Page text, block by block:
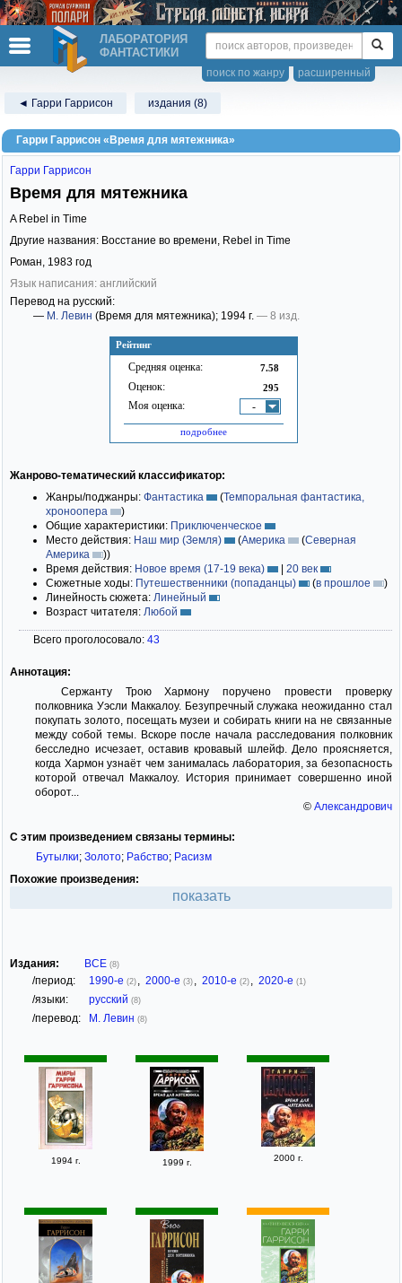
ЛАБОРАТОРИЯ
ФАНТАСТИКИ
расширенный
поиск по жанру
◄ Гарри Гаррисон издания (8)
Гарри Гаррисон «Время для мятежника»
Рейтинг
Средняя оценка: 7.58
Оценок: 295
Моя оценка: -
подробнее
Гарри Гаррисон
Время для мятежника
A Rebel in Time
Другие названия: Восстание во времени, Rebel in Time
Роман, 1983 год
Язык написания: английский
Перевод на русский:
— М. Левин (Время для мятежника); 1994 г. — 8 изд.
Жанрово-тематический классификатор:
Жанры/поджанры: Фантастика (Темпоральная фантастика,
хроноопера
)
Общие характеристики: Приключенческое
Место действия: Наш мир (Земля) (Америка (Северная
Америка
))
Время действия: Новое время (17-19 века) | 20 век
Сюжетные ходы: Путешественники (попаданцы) (в прошлое
)
Линейность сюжета: Линейный
Возраст читателя: Любой
Всего проголосовало: 43
Аннотация:
Сержанту Трою Хармону поручено провести проверку
полковника Уэсли Маккалоу. Безупречный служака неожиданно стал
покупать золото, посещать музеи и собирать книги на не связанные
между собой темы. Вскоре после начала расследования полковник
бесследно исчезает, оставив кровавый шлейф. Дело проясняется,
когда Хармон узнаёт чем занималась лаборатория, за безопасность
которой отвечал Маккалоу. История принимает совершенно иной
оборот...
© Александрович
С этим произведением связаны термины:
Бутылки; Золото; Рабство; Расизм
Похожие произведения:
показать
Издания: ВСЕ (8)
/период: 1990-е (2) , 2000-е (3) , 2010-е (2) , 2020-е (1)
/языки: русский (8)
/перевод: М. Левин (8)
1994 г. 1999 г. 2000 г.